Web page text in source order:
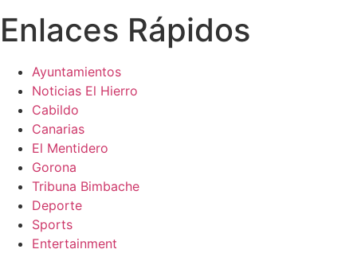
Enlaces Rápidos
Ayuntamientos
Noticias El Hierro
Cabildo
Canarias
El Mentidero
Gorona
Tribuna Bimbache
Deporte
Sports
Entertainment